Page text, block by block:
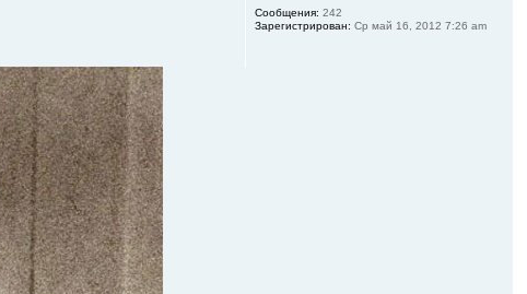
Сообщения: 242
Зарегистрирован: Ср май 16, 2012 7:26 am